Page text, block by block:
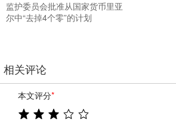
监护委员会批准从国家货币里亚
尔中“去掉4个零”的计划
相关评论
本文评分*